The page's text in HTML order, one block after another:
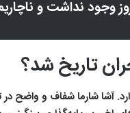
وجود نداشت و
تاریخ شد؟
شارما شفاف و واضح در